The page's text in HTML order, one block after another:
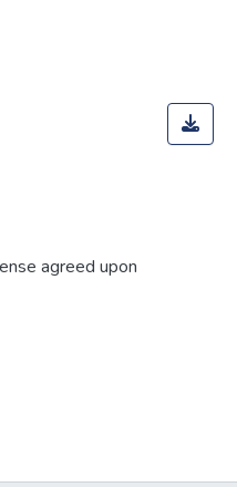
agreed upon